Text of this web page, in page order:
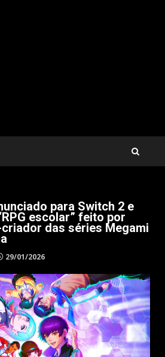
para Switch 2 e
escolar” feito por
das séries Megami
29/01/2026